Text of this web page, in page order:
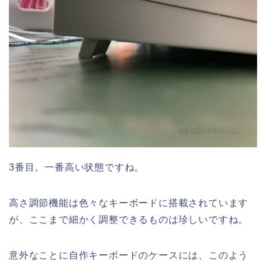
3番目。一番高い状態ですね。
高さ調節機能は色々なキーボードに搭載されています
が、ここまで細かく調整できるものは珍しいですね。
意外なことに自作キーボードのケースには、このよう